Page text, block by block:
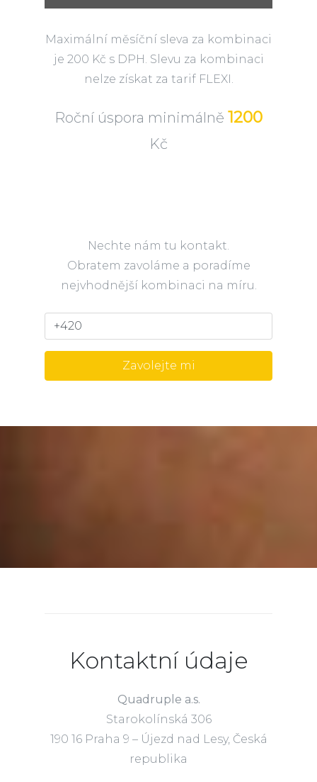
Maximální měsíční sleva za kombinaci
je 200 Kč s DPH. Slevu za kombinaci
nelze získat za tarif FLEXI.
Roční úspora minimálně 1200
Kč
Nechte nám tu kontakt.
Obratem zavoláme a poradíme
nejvhodnější kombinaci na míru.
Kontaktní údaje
Quadruple a.s.
Starokolínská 306
190 16 Praha 9 – Újezd nad Lesy, Česká
republika